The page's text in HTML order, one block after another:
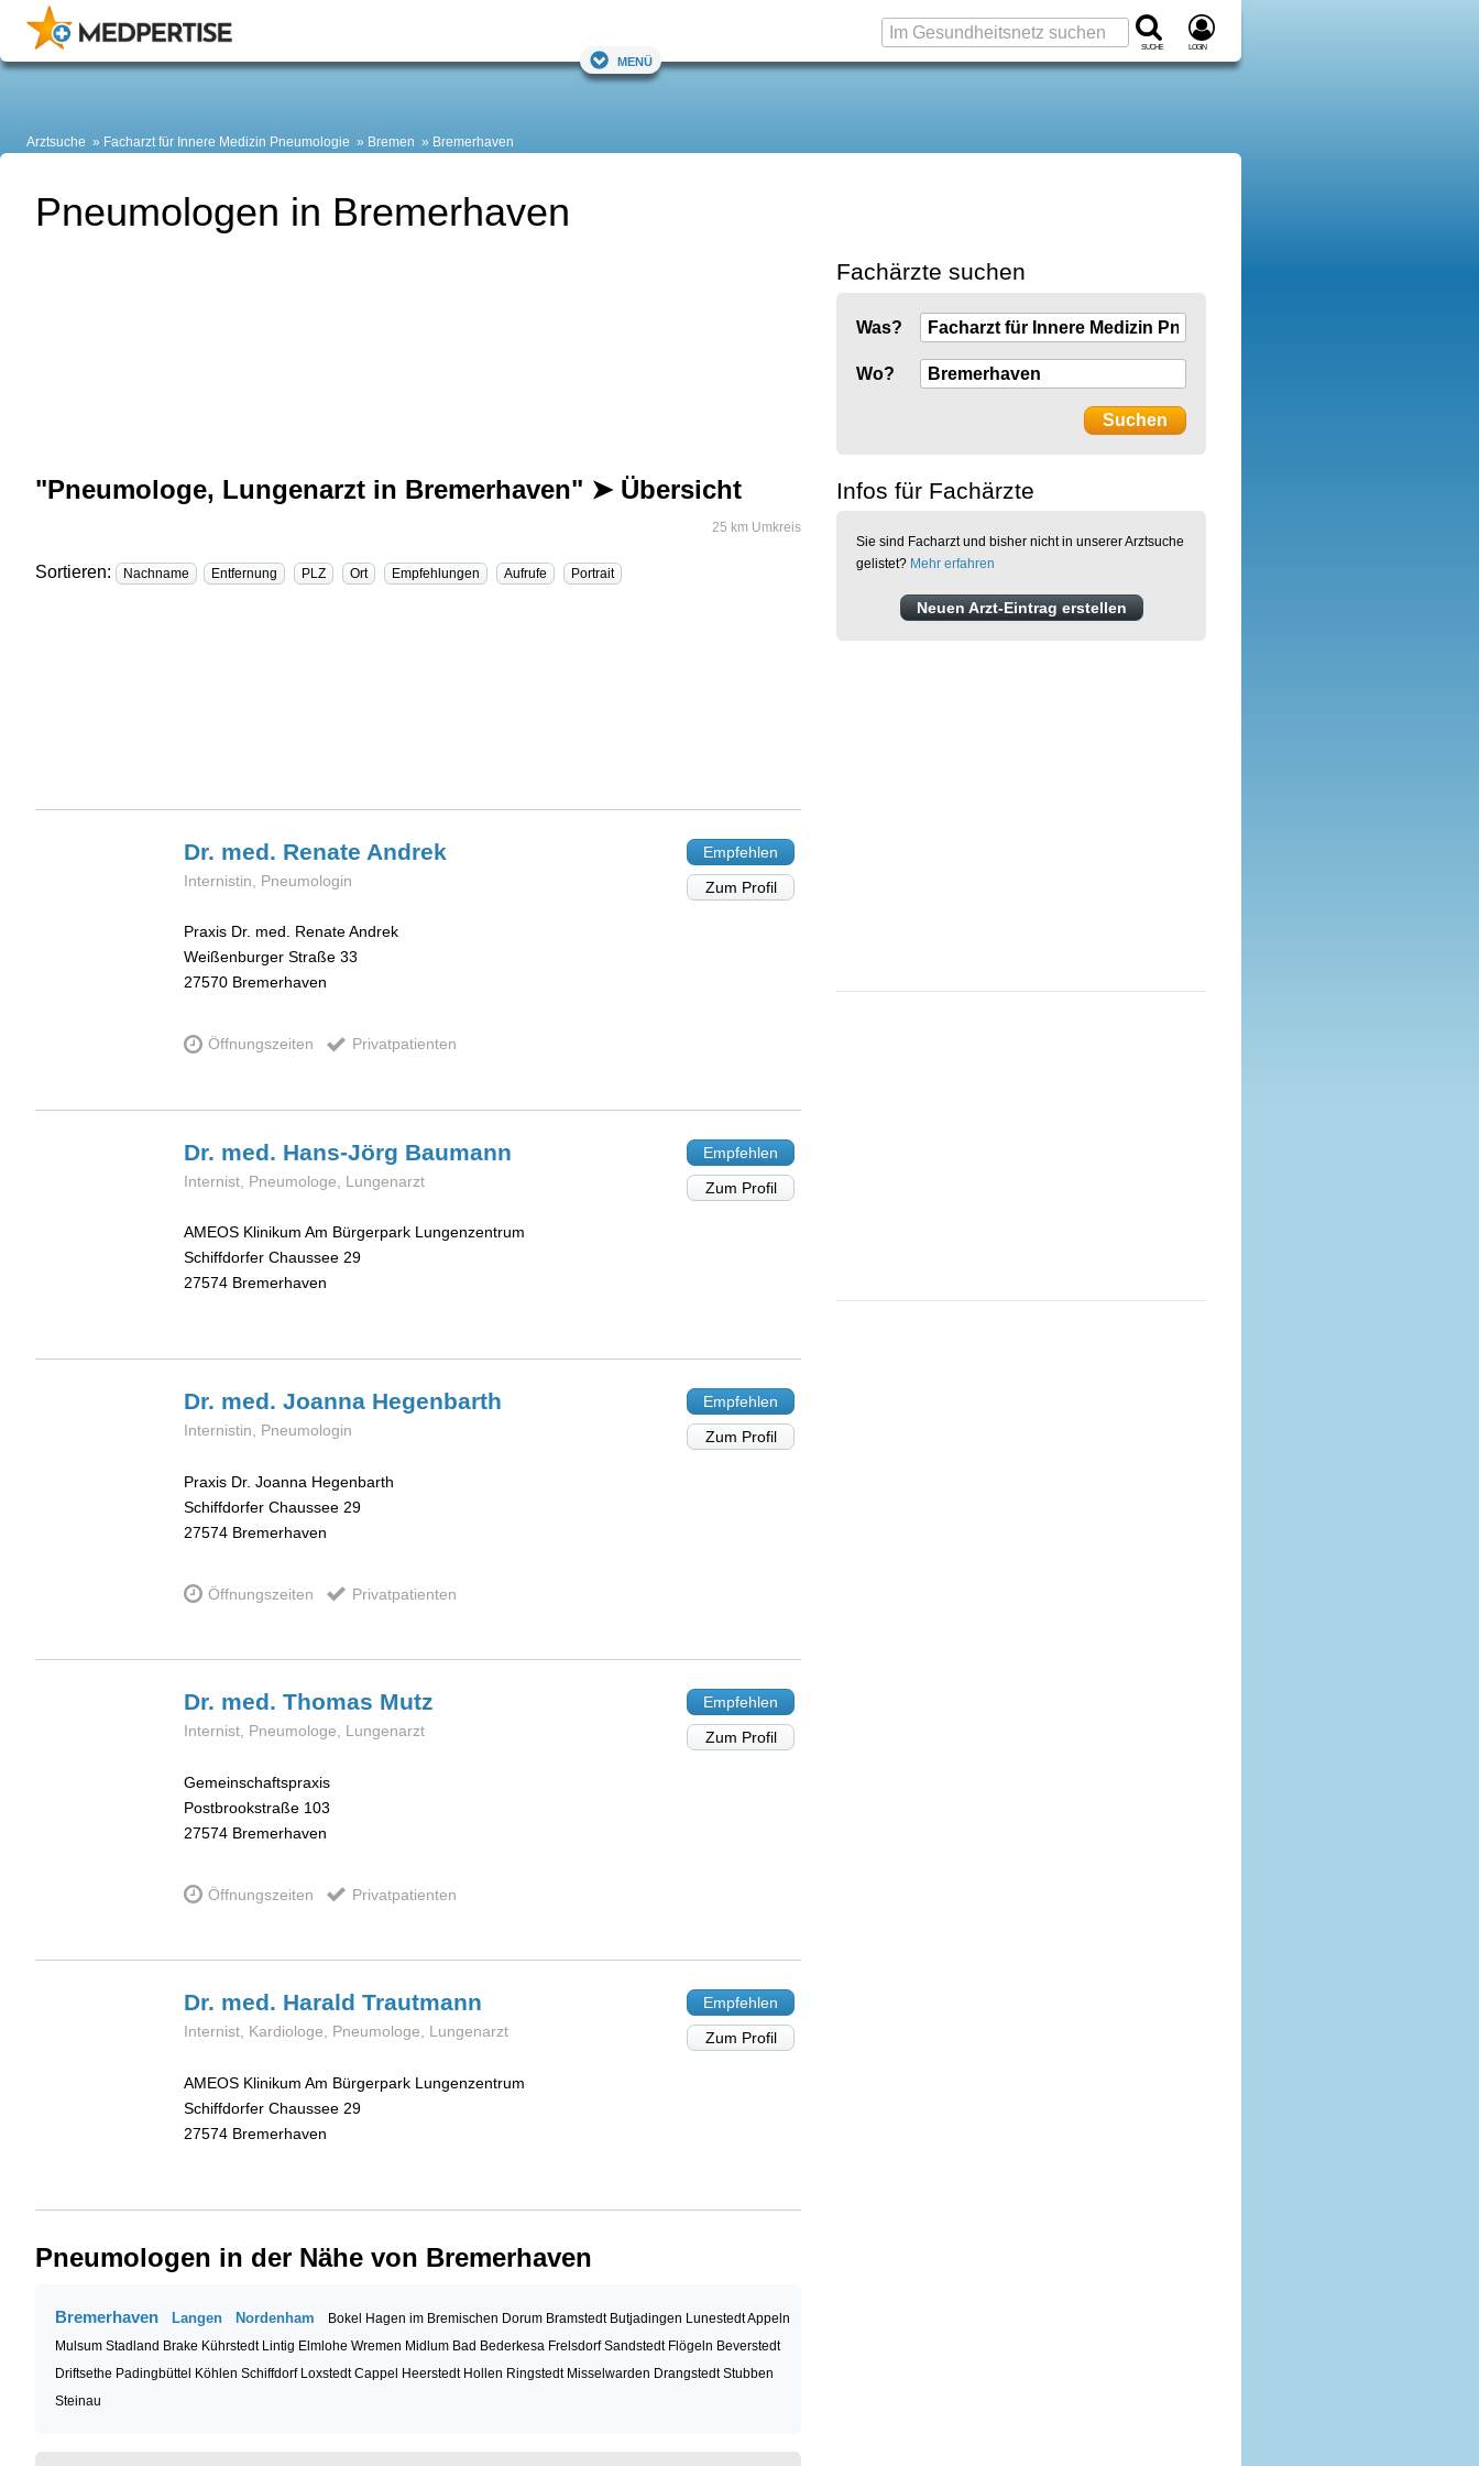
Suche Login
Menü
Arztsuche Facharzt für Innere Medizin Pneumologie Bremen Bremerhaven
Pneumologen in Bremerhaven
"Pneumologe, Lungenarzt in Bremerhaven" ➤ Übersicht
25 km Umkreis
Sortieren: Nachname Entfernung PLZ Ort Empfehlungen Aufrufe Portrait
Dr. med. Renate Andrek
Internistin, Pneumologin
Praxis Dr. med. Renate Andrek
Weißenburger Straße 33
27570 Bremerhaven
Öffnungszeiten Privatpatienten
Empfehlen
Zum Profil
Dr. med. Hans-Jörg Baumann
Internist, Pneumologe, Lungenarzt
AMEOS Klinikum Am Bürgerpark Lungenzentrum
Schiffdorfer Chaussee 29
27574 Bremerhaven
Empfehlen
Zum Profil
Dr. med. Joanna Hegenbarth
Internistin, Pneumologin
Praxis Dr. Joanna Hegenbarth
Schiffdorfer Chaussee 29
27574 Bremerhaven
Öffnungszeiten Privatpatienten
Empfehlen
Zum Profil
Dr. med. Thomas Mutz
Internist, Pneumologe, Lungenarzt
Gemeinschaftspraxis
Postbrookstraße 103
27574 Bremerhaven
Öffnungszeiten Privatpatienten
Empfehlen
Zum Profil
Dr. med. Harald Trautmann
Internist, Kardiologe, Pneumologe, Lungenarzt
AMEOS Klinikum Am Bürgerpark Lungenzentrum
Schiffdorfer Chaussee 29
27574 Bremerhaven
Empfehlen
Zum Profil
Pneumologen in der Nähe von Bremerhaven
Bremerhaven Langen Nordenham Bokel Hagen im Bremischen Dorum Bramstedt Butjadingen LunestedtAppeln
Mulsum Stadland Brake Kührstedt Lintig Elmlohe Wremen Midlum Bad Bederkesa FrelsdorfSandstedt Flögeln Beverstedt
Driftsethe Padingbüttel Köhlen Schiffdorf LoxstedtCappel Heerstedt Hollen Ringstedt Misselwarden DrangstedtStubben
Steinau
Fachärzte suchen
Was?
Wo?
Infos für Fachärzte
Sie sind Facharzt und bisher nicht in unserer Arztsuche
gelistet? Mehr erfahren
Neuen Arzt-Eintrag erstellen